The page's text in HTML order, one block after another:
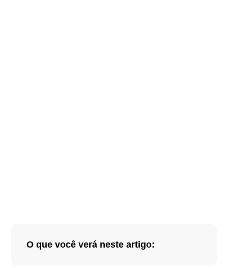
O que você verá neste artigo: